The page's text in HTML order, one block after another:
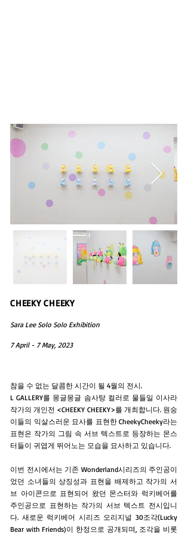
CHEEKY CHEEKY
Sara Lee Solo Solo Exhibition
7 April - 7 May, 2023
참을 수 없는 달콤한 시간이 될 4월의 전시.
L GALLERY를 몽글몽글 솜사탕 컬러로 물들일 이사라
작가의 개인전 <CHEEKY CHEEKY>를 개최합니다. 원숭
이들의 익살스러운 묘사를 표현한 CheekyCheeky라는
표현은 작가의 그림 속 서브 텍스트로 등장하는 몬스
터들이 귀엽게 뛰어노는 모습을 묘사하고 있습니다.
이번 전시에서는 기존 Wonderland시리즈의 주인공이
었던 소녀들의 상징성과 표현을 배제하고 작가의 서
브 아이콘으로 표현되어 왔던 몬스터와 럭키베어를
주인공으로 표현하는 작가의 서브 텍스트 전시입니
다. 새로운 럭키베어 시리즈 오리지널 30조각(Lucky
Bear with Friends)이 한정으로 공개되며, 조각을 비롯